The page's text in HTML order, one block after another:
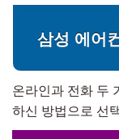
삼성 에어
온라인과 전화 두
하신 방법으로 선